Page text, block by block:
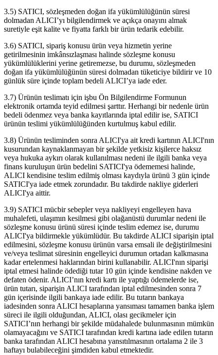
3.5) SATICI, sözleşmeden doğan ifa yükümlülüğünün süresi
dolmadan ALICI’yı bilgilendirmek ve açıkça onayını almak
suretiyle eşit kalite ve fiyatta farklı bir ürün tedarik edebilir.
3.6) SATICI, sipariş konusu ürün veya hizmetin yerine
getirilmesinin imkânsızlaşması halinde sözleşme konusu
yükümlülüklerini yerine getiremezse, bu durumu, sözleşmeden
doğan ifa yükümlülüğünün süresi dolmadan tüketiciye bildirir ve 10
günlük süre içinde toplam bedeli ALICI’ya iade eder.
3.7) Ürünün teslimatı için işbu Ön Bilgilendirme Formunun
elektronik ortamda teyid edilmesi şarttır. Herhangi bir nedenle ürün
bedeli ödenmez veya banka kayıtlarında iptal edilir ise, SATICI
ürünün teslimi yükümlülüğünden kurtulmuş kabul edilir.
3.8) Ürünün tesliminden sonra ALICI'ya ait kredi kartının ALICI'nın
kusurundan kaynaklanmayan bir şekilde yetkisiz kişilerce haksız
veya hukuka aykırı olarak kullanılması nedeni ile ilgili banka veya
finans kuruluşun ürün bedelini SATICI'ya ödememesi halinde,
ALICI kendisine teslim edilmiş olması kaydıyla ürünü 3 gün içinde
SATICI'ya iade etmek zorundadır. Bu takdirde nakliye giderleri
ALICI'ya aittir.
3.9) SATICI mücbir sebepler veya nakliyeyi engelleyen hava
muhalefeti, ulaşımın kesilmesi gibi olağanüstü durumlar nedeni ile
sözleşme konusu ürünü süresi içinde teslim edemez ise, durumu
ALICI'ya bildirmekle yükümlüdür. Bu takdirde ALICI siparişin iptal
edilmesini, sözleşme konusu ürünün varsa emsali ile değiştirilmesini
ve/veya teslimat süresinin engelleyici durumun ortadan kalkmasına
kadar ertelenmesi haklarından birini kullanabilir. ALICI'nın siparişi
iptal etmesi halinde ödediği tutar 10 gün içinde kendisine nakden ve
defaten ödenir. ALICI’nın kredi kartı ile yaptığı ödemelerde ise,
ürün tutarı, siparişin ALICI tarafından iptal edilmesinden sonra 7
gün içerisinde ilgili bankaya iade edilir. Bu tutarın bankaya
iadesinden sonra ALICI hesaplarına yansıması tamamen banka işlem
süreci ile ilgili olduğundan, ALICI, olası gecikmeler için
SATICI’nın herhangi bir şekilde müdahalede bulunmasının mümkün
olamayacağını ve SATICI tarafından kredi kartına iade edilen tutarın
banka tarafından ALICI hesabına yansıtılmasının ortalama 2 ile 3
haftayı bulabileceğini şimdiden kabul etmektedir.